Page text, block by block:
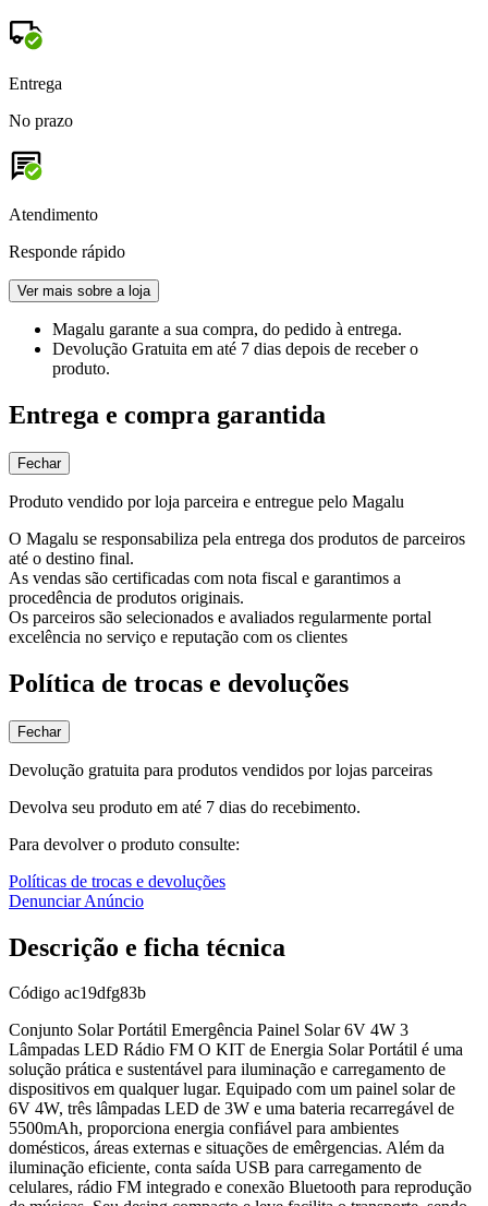
Entrega
No prazo
Atendimento
Responde rápido
Ver mais sobre a loja
Magalu garante a sua compra, do pedido à entrega.
Devolução Gratuita em até 7 dias depois de receber o
produto.
Entrega e compra garantida
Fechar
Produto vendido por loja parceira e entregue pelo Magalu
O Magalu se responsabiliza pela entrega dos produtos de parceiros
até o destino final.
As vendas são certificadas com nota fiscal e garantimos a
procedência de produtos originais.
Os parceiros são selecionados e avaliados regularmente portal
excelência no serviço e reputação com os clientes
Política de trocas e devoluções
Fechar
Devolução gratuita para produtos vendidos por lojas parceiras
Devolva seu produto em até 7 dias do recebimento.
Para devolver o produto consulte:
Políticas de trocas e devoluções
Denunciar Anúncio
Descrição e ficha técnica
Código ac19dfg83b
Conjunto Solar Portátil Emergência Painel Solar 6V 4W 3
Lâmpadas LED Rádio FM O KIT de Energia Solar Portátil é uma
solução prática e sustentável para iluminação e carregamento de
dispositivos em qualquer lugar. Equipado com um painel solar de
6V 4W, três lâmpadas LED de 3W e uma bateria recarregável de
5500mAh, proporciona energia confiável para ambientes
domésticos, áreas externas e situações de emêrgencias. Além da
iluminação eficiente, conta saída USB para carregamento de
celulares, rádio FM integrado e conexão Bluetooth para reprodução